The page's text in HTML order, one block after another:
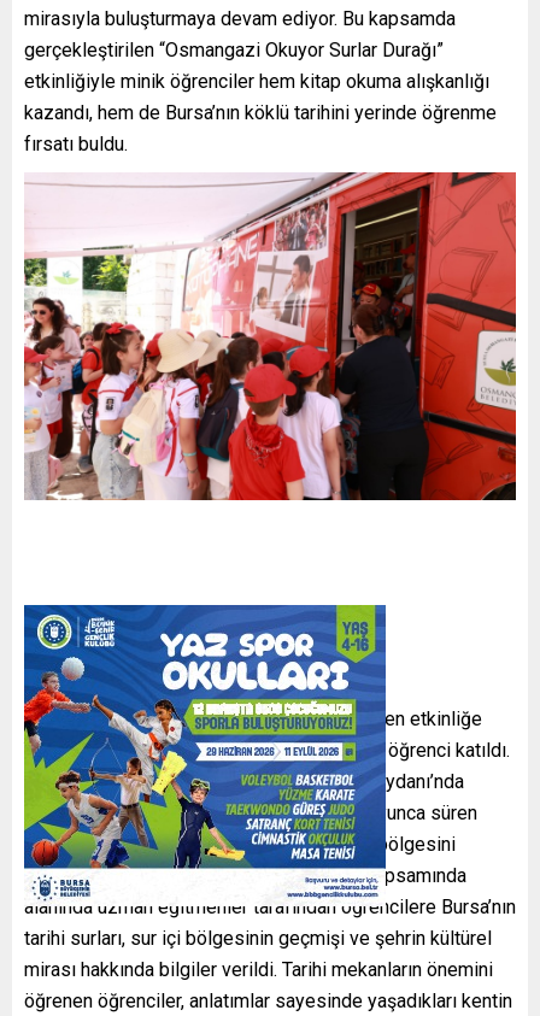
mirasıyla buluşturmaya devam ediyor. Bu kapsamda
gerçekleştirilen “Osmangazi Okuyor Surlar Durağı”
etkinliğiyle minik öğrenciler hem kitap okuma alışkanlığı
kazandı, hem de Bursa’nın köklü tarihini yerinde öğrenme
fırsatı buldu.
Osmangazi Belediyesi tarafından düzenlenen etkinliğe
Yusuf Köstem İlkokulu’nda eğitim gören 67 öğrenci katıldı.
Öğrenciler, okullarından alınarak Yerkapı Meydanı’nda
oluşturulan etkinlik alanına getirildi. Gün boyunca süren
programda çocuklar, Bursa’nın tarihi sur içi bölgesini
yakından tanıma imkanı elde etti. Etkinlik kapsamında
alanında uzman eğitmenler tarafından öğrencilere Bursa’nın
tarihi surları, sur içi bölgesinin geçmişi ve şehrin kültürel
mirası hakkında bilgiler verildi. Tarihi mekanların önemini
öğrenen öğrenciler, anlatımlar sayesinde yaşadıkları kentin